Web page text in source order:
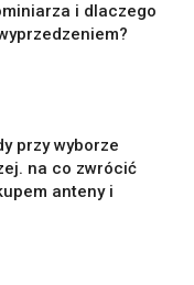
i dlaczego
przy wyborze
na co zwrócić
anteny i